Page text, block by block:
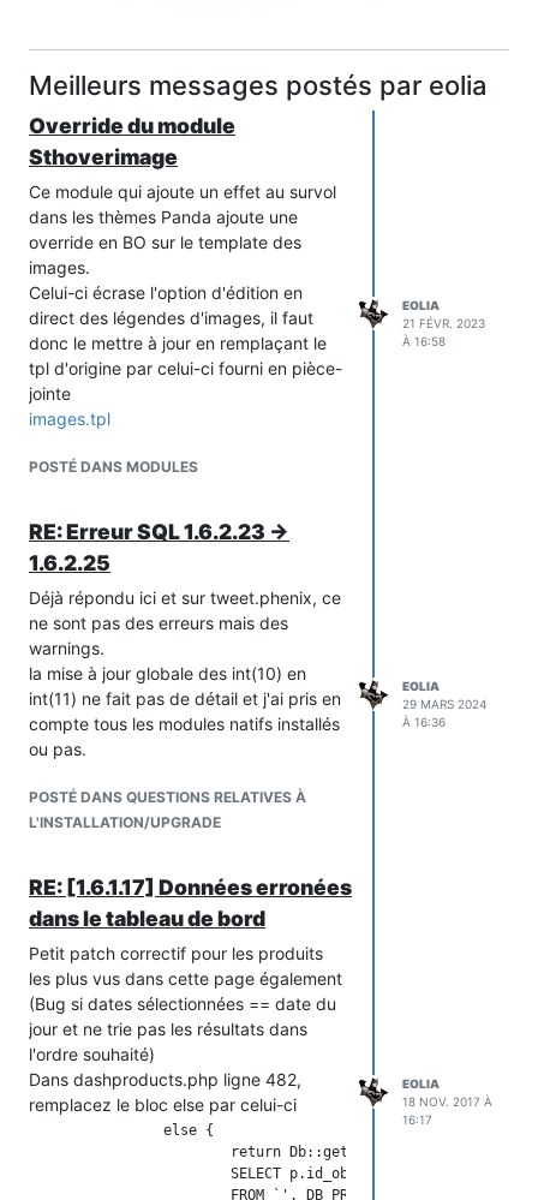
Meilleurs messages postés par eolia
Override du module
Sthoverimage
Ce module qui ajoute un effet au survol
dans les thèmes Panda ajoute une
override en BO sur le template des
images.
Celui-ci écrase l'option d'édition en
direct des légendes d'images, il faut
donc le mettre à jour en remplaçant le
tpl d'origine par celui-ci fourni en pièce-
jointe
images.tpl
POSTÉ DANS MODULES
EOLIA
21 FÉVR. 2023
À 16:58
RE: Erreur SQL 1.6.2.23 ->
1.6.2.25
Déjà répondu ici et sur tweet.phenix, ce
ne sont pas des erreurs mais des
warnings.
la mise à jour globale des int(10) en
int(11) ne fait pas de détail et j'ai pris en
compte tous les modules natifs installés
ou pas.
POSTÉ DANS QUESTIONS RELATIVES À
L'INSTALLATION/UPGRADE
EOLIA
29 MARS 2024
À 16:36
RE: [1.6.1.17] Données erronées
dans le tableau de bord
Petit patch correctif pour les produits
les plus vus dans cette page également
(Bug si dates sélectionnées == date du
jour et ne trie pas les résultats dans
l'ordre souhaité)
Dans dashproducts.php ligne 482,
remplacez le bloc else par celui-ci
EOLIA
18 NOV. 2017 À
16:17